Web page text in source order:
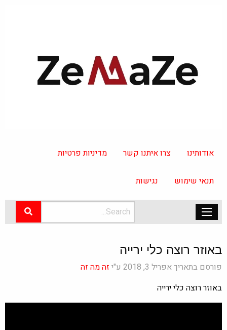
אודותינו צרו איתנו קשר מדיניות פרטיות
תנאי שימוש נגישות
באוזר רוצה כלי ירייה
פורסם בתאריך אפריל 3, 2018 ע"י
זה מה זה
באוזר רוצה כלי ירייה